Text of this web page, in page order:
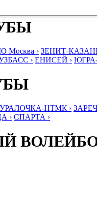
Москва › ЗЕНИТ-
› ЕНИСЕЙ ›
УРАЛОЧКА-НТМК ›
› СПАРТА ›